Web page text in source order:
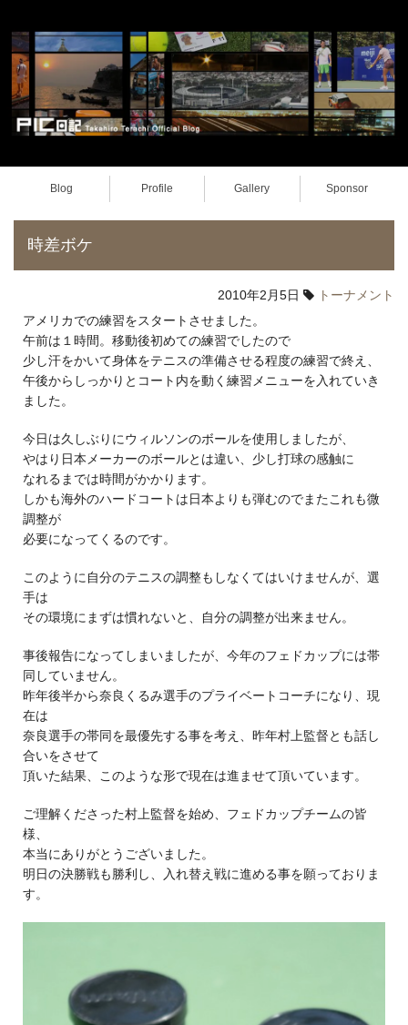
Blog Profile Gallery Sponsor
時差ボケ
2010年2月5日
トーナメント
アメリカでの練習をスタートさせました。
午前は１時間。移動後初めての練習でしたので
少し汗をかいて身体をテニスの準備させる程度の練習で終え、
午後からしっかりとコート内を動く練習メニューを入れていき
ました。
今日は久しぶりにウィルソンのボールを使用しましたが、
やはり日本メーカーのボールとは違い、少し打球の感触に
なれるまでは時間がかかります。
しかも海外のハードコートは日本よりも弾むのでまたこれも微
調整が
必要になってくるのです。
このように自分のテニスの調整もしなくてはいけませんが、選
手は
その環境にまずは慣れないと、自分の調整が出来ません。
事後報告になってしまいましたが、今年のフェドカップには帯
同していません。
昨年後半から奈良くるみ選手のプライベートコーチになり、現
在は
奈良選手の帯同を最優先する事を考え、昨年村上監督とも話し
合いをさせて
頂いた結果、このような形で現在は進ませて頂いています。
ご理解くださった村上監督を始め、フェドカップチームの皆
様、
本当にありがとうございました。
明日の決勝戦も勝利し、入れ替え戦に進める事を願っておりま
す。